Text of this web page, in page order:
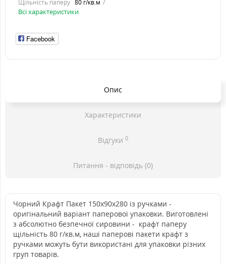
Щільність паперу 80 г/кв.м
Всі характеристики
Facebook
Опис
Характеристики
Відгуки 0
Питання - відповідь (0)
Чорний Крафт Пакет 150х90х280 із ручками -
оригінальний варіант паперової упаковки. Виготовлені
з абсолютно безпечної сировини - крафт паперу
щільність 80 г/кв.м, наші паперові пакети крафт з
ручками можуть бути використані для упаковки різних
груп товарів.